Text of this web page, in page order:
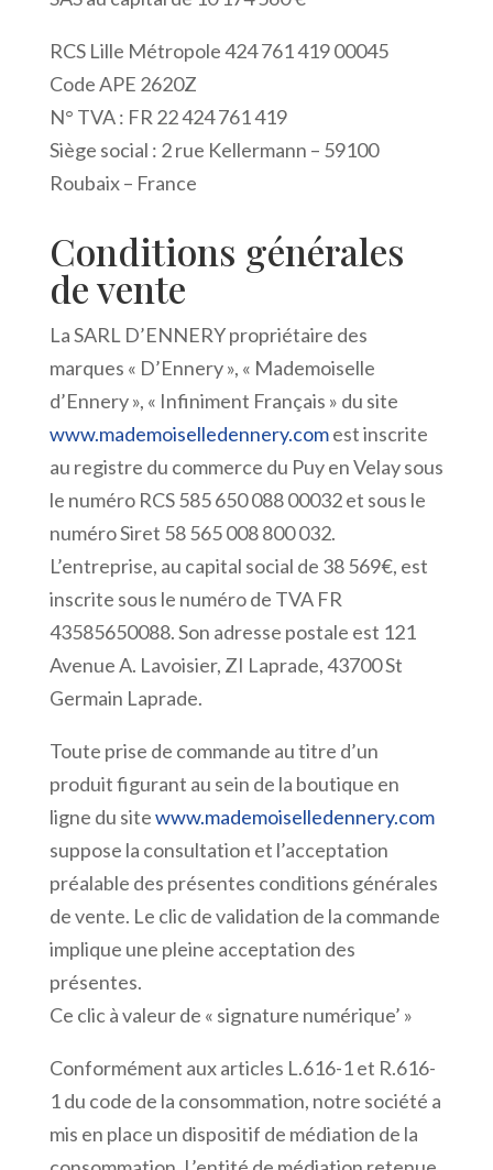
RCS Lille Métropole 424 761 419 00045
Code APE 2620Z
N° TVA : FR 22 424 761 419
Siège social : 2 rue Kellermann – 59100
Roubaix – France
Conditions générales
de vente
La SARL D’ENNERY propriétaire des
marques « D’Ennery », « Mademoiselle
d’Ennery », « Infiniment Français » du site
www.mademoiselledennery.comest inscrite
au registre du commerce du Puy en Velay sous
le numéro RCS 585 650 088 00032 et sous le
numéro Siret 58 565 008 800 032.
L’entreprise, au capital social de 38 569€, est
inscrite sous le numéro de TVA FR
43585650088. Son adresse postale est 121
Avenue A. Lavoisier, ZI Laprade, 43700 St
Germain Laprade.
Toute prise de commande au titre d’un
produit figurant au sein de la boutique en
ligne du sitewww.mademoiselledennery.com
suppose la consultation et l’acceptation
préalable des présentes conditions générales
de vente. Le clic de validation de la commande
implique une pleine acceptation des
présentes.
Ce clic à valeur de « signature numérique’ »
Conformément aux articles L.616-1 et R.616-
1 du code de la consommation, notre société a
mis en place un dispositif de médiation de la